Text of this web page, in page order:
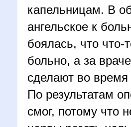
капельницам. В
ангельское к
боялась, что что-
больно, а за
сделают во время
По результатам
смог, потому что